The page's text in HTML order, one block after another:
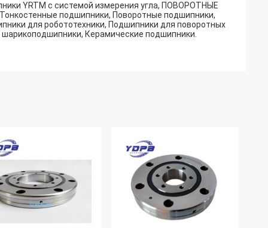
YRTM с системой измерения угла, ПОВОРОТНЫЕ
подшипники, Поворотные подшипники,
для робототехники, Подшипники для поворотных
Керамические подшипники.